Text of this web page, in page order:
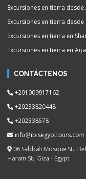
Excursiones en tierra desde
Excursiones en tierra desde
Excursiones en tierra en
Excursiones en tierra en
CONTÁCTENOS
+201009917162
+20233820448
+202338578
info@ibisegypttours.com
06 Sabbah Mosque St.,
Haram St., Giza - Egypt